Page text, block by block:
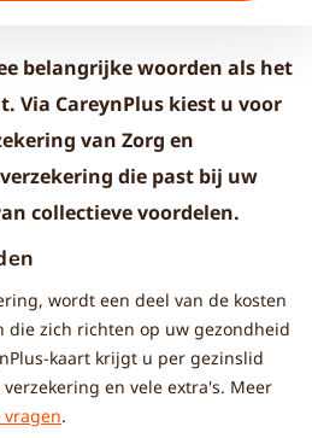
belangrijke woorden als het
Via CareynPlus kiest u voor
van Zorg en
die past bij uw
collectieve voordelen.
wordt een deel van de kosten
die zich richten op uw gezondheid
kaart krijgt u per gezinslid
en vele extra's. Meer
vragen.